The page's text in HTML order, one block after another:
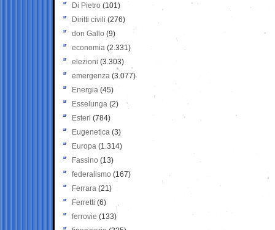
Di Pietro (101)
Diritti civili (276)
don Gallo (9)
economia (2.331)
elezioni (3.303)
emergenza (3.077)
Energia (45)
Esselunga (2)
Esteri (784)
Eugenetica (3)
Europa (1.314)
Fassino (13)
federalismo (167)
Ferrara (21)
Ferretti (6)
ferrovie (133)